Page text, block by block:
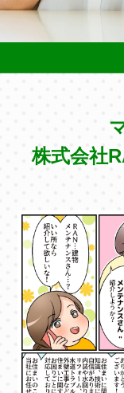
株式会社